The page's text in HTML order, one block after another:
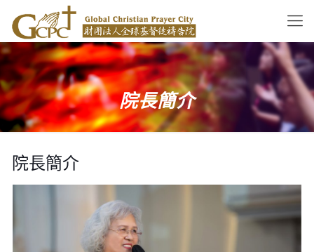
院長簡介
院長簡介